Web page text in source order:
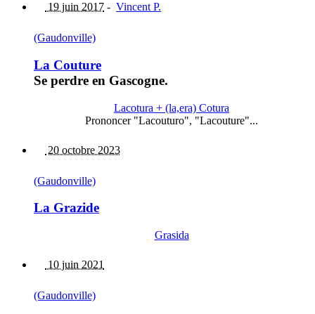
19 juin 2017 - Vincent P.
(Gaudonville)
La Couture
Se perdre en Gascogne.
Lacotura + (la,era) Cotura
Prononcer "Lacouturo", "Lacouture"...
20 octobre 2023
(Gaudonville)
La Grazide
Grasida
10 juin 2021
(Gaudonville)